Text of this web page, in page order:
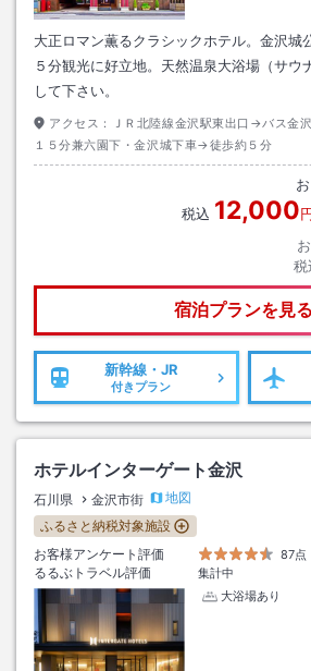
大正ロマン薫るクラシックホテル。金沢城
５分観光に好立地。天然温泉大浴場（サウ
して下さい。
アクセス：
ＪＲ北陸線金沢駅東出口→バス金
１５分兼六園下・金沢城下車→徒歩約５分
税込 12,000
税
宿泊プランを見る
新幹線・JR
付きプラン
ホテルインターゲート金沢
石川県 金沢市街
地図
ふるさと納税対象施設
お客様アンケート評価
87点
るるぶトラベル評価
集計中
大浴場あり